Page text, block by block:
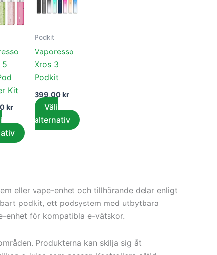
5
Kit
kr
produkten
flera
varianter.
olika
alternativen
kan
väljas
på
Podkit
Vaporesso
Xros 3
Podkit
399,00kr
Välj
alternativ
väljas
eller vape-enhet och tillhörande delar enligt
podkit, ett podsystem med utbytbara
enhet för kompatibla e-vätskor.
Produkterna kan skilja sig åt i